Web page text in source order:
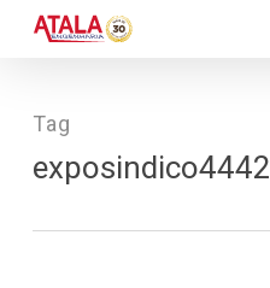
Tag
exposindico4442